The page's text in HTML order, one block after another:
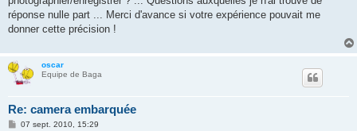
réponse nulle part ... Merci d'avance si votre expérience pouvait me
donner cette précision !
oscar
Equipe de Baga
Re: camera embarquée
M07 sept. 2010, 15:29